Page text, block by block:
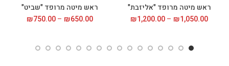
ראש מיטה מרופד "אליזבת"
₪1,050.00
–
₪1,200.00
עד
ראש מיטה מרופד "שביט"
₪650.00
–
₪750.00